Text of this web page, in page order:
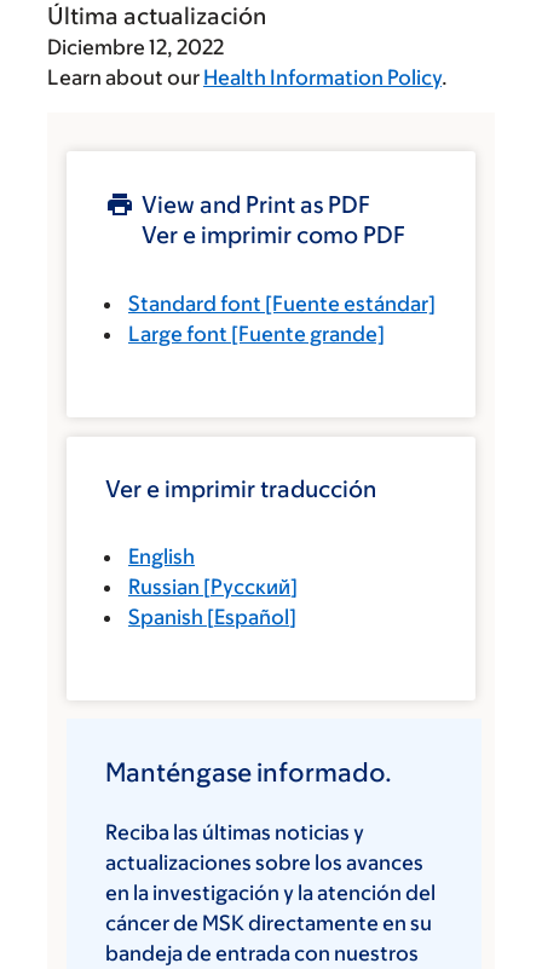
Última actualización
Diciembre 12, 2022
Learn about our Health Information Policy.
View and Print as PDF
Ver e imprimir como PDF
Standard font [Fuente estándar]
Large font [Fuente grande]
Ver e imprimir traducción
English
Russian [Русский]
Spanish [Español]
Manténgase informado.
Reciba las últimas noticias y
actualizaciones sobre los avances
en la investigación y la atención del
cáncer de MSK directamente en su
bandeja de entrada con nuestros